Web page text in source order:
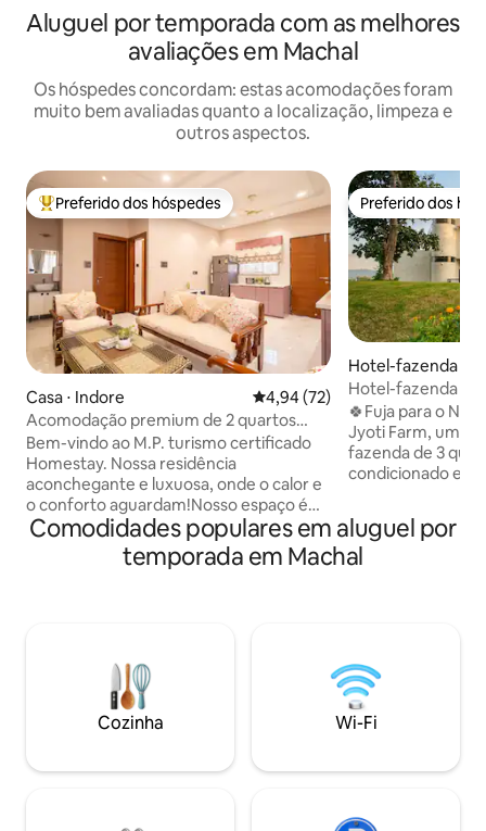
Aluguel por temporada com as melhores
avaliações em Machal
Os hóspedes concordam: estas acomodações foram
muito bem avaliadas quanto a localização, limpeza e
outros aspectos.
Entre os melhores preferidos dos hóspedes
Preferido dos hóspedes
Casa ⋅ Indore 4,94 de uma avaliação média
4,94 (72)
Acomodação premium de 2 quartos
com cozinha e banheiro, segura e
central
Bem-vindo ao M.P. turismo certificado
Homestay. Nossa residência
aconchegante e luxuosa, onde o calor e
o conforto aguardam!Nosso espaço é
diferenciado por sua mistura perfeita de
comodidades modernas e charme
caseiro. A casa de família possui dois
para sentar em um quarto. O lugar
oferece luz natural abundante. A
cozinha totalmente equipada permite
que você prepare qualquer coisa, desde
saudável. Sinta-se verdadeiramente em
Preferido dos
Preferido dos
Hotel-fazenda ⋅
Hotel-fazenda
24h | Ar-
🍀Fuja para o
Jyoti Farm, uma
fazenda de 3
condicionado em
uma vida lenta
em casa,
total (guarda e CCTV). 🛕
cerca de 45
Aeroporto de
providenciar táxis, se
recarregue as
Comodidades populares em aluguel por
temporada em Machal
Cozinha Wi-Fi